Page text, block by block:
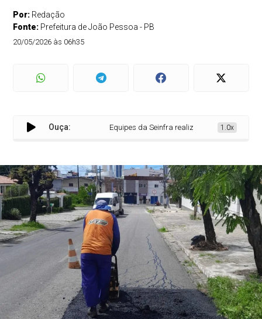
Por: Redação
Fonte: Prefeitura de João Pessoa - PB
20/05/2026 às 06h35
Ouça: Equipes da Seinfra realizam serviços de tapa-
1.0x